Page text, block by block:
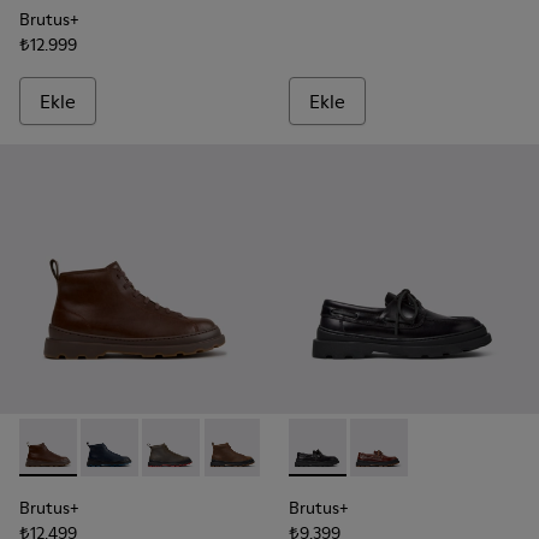
Brutus+
₺12.999
Ekle Ekle
Brutus+ - K300535-005 - Erkekler için Kahverengi Deri
Brutus+ - K300535-006 - Erkekler için Mavi Nubuk
Brutus+ - K300535-003 - Yeşil Nubuk Bilekte
Brutus+ - K300535-002 - Kahverengi
Brutus+ - K300535-001 -
Brutus+
₺12.499
Brutus+ - K101067-002 -
Brutus+ - K101067-
Brutus+
₺9.399